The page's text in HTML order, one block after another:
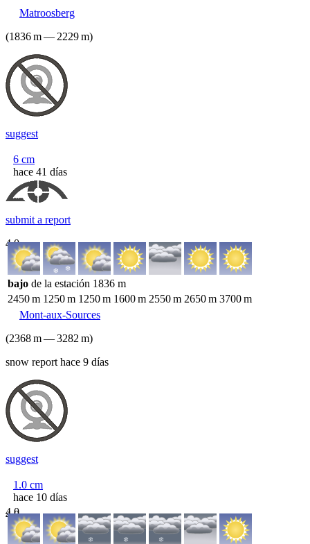
Matroosberg
(1836m— 2229m)
suggest
6 cm
hace 41 días
submit a report
4.0
bajo de la estación 1836 m
2450m 1250m 1250m 1600m 2550m 2650m 3700m
Mont-aux-Sources
(2368m—3282 m)
snow report hace 9 días
suggest
1.0 cm
hace 10 días
4.0
4.0